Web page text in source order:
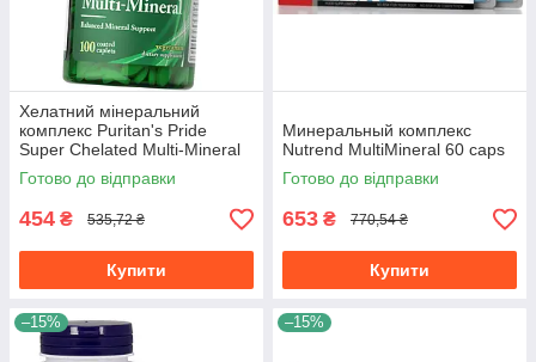
Хелатний мінеральний
комплекс Puritan's Pride
Super Chelated Multi-Mineral
100 таб
Готово до відправки
454 ₴ 535,72 ₴
Купити
Минеральный комплекс
Nutrend MultiMineral 60 caps
Готово до відправки
653 ₴ 770,54 ₴
Купити
–15% –15%